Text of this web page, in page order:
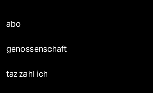
abo
genossenschaft
taz zahl ich